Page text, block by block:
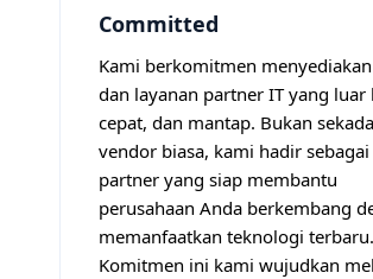
Committed
Kami berkomitmen
dan layanan partner IT yang luar
cepat, dan mantap. Bukan
vendor biasa, kami hadir sebagai
partner yang siap membantu
perusahaan Anda berkembang
memanfaatkan teknologi terbaru.
Komitmen ini kami wujudkan